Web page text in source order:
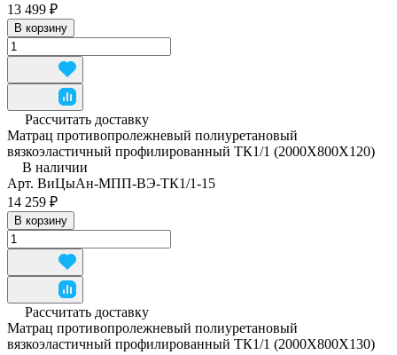
13 499 ₽
В корзину
Рассчитать доставку
Матрац противопролежневый полиуретановый
вязкоэластичный профилированный ТК1/1 (2000Х800Х120)
В наличии
Арт. ВиЦыАн-МПП-ВЭ-ТК1/1-15
14 259 ₽
В корзину
Рассчитать доставку
Матрац противопролежневый полиуретановый
вязкоэластичный профилированный ТК1/1 (2000Х800Х130)